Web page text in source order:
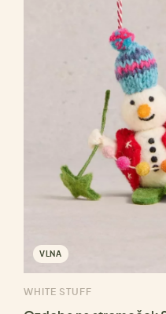
VLNA
WHITE STUFF